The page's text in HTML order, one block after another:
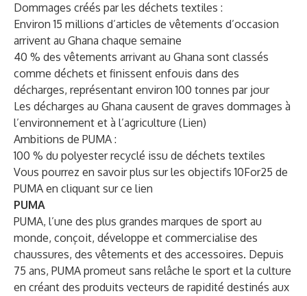
Dommages créés par les déchets textiles :
Environ 15 millions d’articles de vêtements d’occasion
arrivent au Ghana chaque semaine
40 % des vêtements arrivant au Ghana sont classés
comme déchets et finissent enfouis dans des
décharges, représentant environ 100 tonnes par jour
Les décharges au Ghana causent de graves dommages à
l’environnement et à l’agriculture (Lien)
Ambitions de PUMA :
100 % du polyester recyclé issu de déchets textiles
Vous pourrez en savoir plus sur les objectifs 10For25 de
PUMA en cliquant sur ce lien
PUMA
PUMA, l’une des plus grandes marques de sport au
monde, conçoit, développe et commercialise des
chaussures, des vêtements et des accessoires. Depuis
75 ans, PUMA promeut sans relâche le sport et la culture
en créant des produits vecteurs de rapidité destinés aux